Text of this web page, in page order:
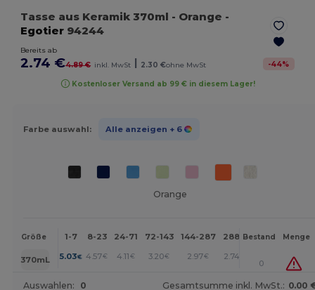
Tasse aus Keramik 370ml - Orange -
Egotier 94244
Bereits ab
2.74 €4.89 € inkl. MwSt | 2.30 €ohne MwSt -44%
Kostenloser Versand ab 99 € in diesem Lager!
Farbe auswahl: Alle anzeigen + 6
Orange
Größe 1-7 8-23 24-71 72-143 144-287 288 + Mehr
Bestand Menge
370mL 5.03€ 4.57€ 4.11€ 3.20€ 2.97€ 2.74 +
0
Auswahlen: 0 Gesamtsumme inkl. MwSt.: 0.00